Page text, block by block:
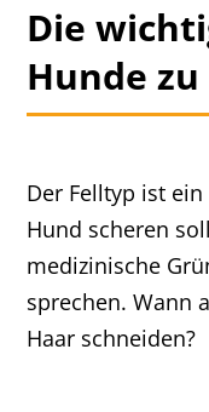
Die
Hunde
Der Felltyp ist
Hund scheren
medizinische
sprechen. Wann
Haar schneiden?